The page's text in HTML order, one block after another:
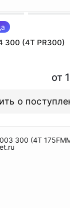
300 (4T PR300)
от
о